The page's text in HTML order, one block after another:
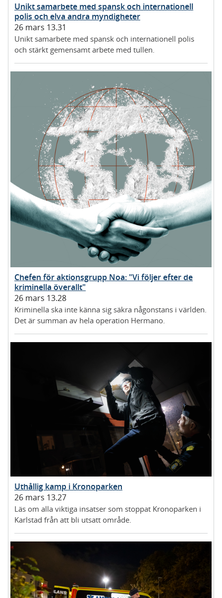
Unikt samarbete med spansk och internationell
polis och elva andra myndigheter
26 mars 13.31
Unikt samarbete med spansk och internationell polis
och stärkt gemensamt arbete med tullen.
Chefen för aktionsgrupp Noa: "Vi följer efter de
kriminella överallt"
26 mars 13.28
Kriminella ska inte känna sig säkra någonstans i världen.
Det är summan av hela operation Hermano.
Uthållig kamp i Kronoparken
26 mars 13.27
Läs om alla viktiga insatser som stoppat Kronoparken i
Karlstad från att bli utsatt område.